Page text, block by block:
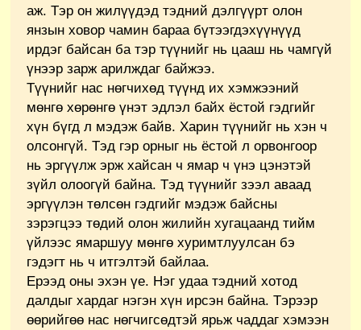
аж. Тэр он жилүүдэд тэдний дэлгүүрт олон
янзын ховор чамин бараа бүтээгдэхүүнүүд
ирдэг байсан ба тэр түүнийг нь цааш нь чамгүй
үнээр зарж арилждаг байжээ.
Түүнийг нас нөгчихөд түүнд их хэмжээний
мөнгө хөрөнгө үнэт эдлэл байх ёстой гэдгийг
хүн бүгд л мэдэж байв. Харин түүнийг нь хэн ч
олсонгүй. Тэд гэр орныг нь ёстой л орвонгоор
нь эргүүлж эрж хайсан ч ямар ч үнэ цэнэтэй
зүйл олоогүй байна. Тэд түүнийг зээл аваад
эргүүлэн төлсөн гэдгийг мэдэж байсны
зэрэгцээ төдий олон жилийн хугацаанд тийм
үйлээс ямаршуу мөнгө хуримтлуулсан бэ
гэдэгт нь ч итгэлтэй байлаа.
Ерээд оны эхэн үе. Нэг удаа тэдний хотод
далдыг хардаг нэгэн хүн ирсэн байна. Тэрээр
өөрийгөө нас нөгчигсөдтэй ярьж чаддаг хэмээн